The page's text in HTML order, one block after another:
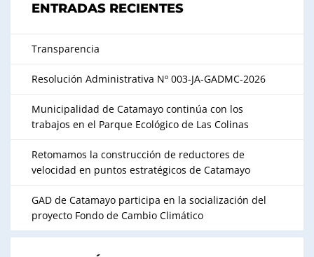
ENTRADAS RECIENTES
Transparencia
Resolución Administrativa Nº 003-JA-GADMC-2026
Municipalidad de Catamayo continúa con los
trabajos en el Parque Ecológico de Las Colinas
Retomamos la construcción de reductores de
velocidad en puntos estratégicos de Catamayo
GAD de Catamayo participa en la socialización del
proyecto Fondo de Cambio Climático